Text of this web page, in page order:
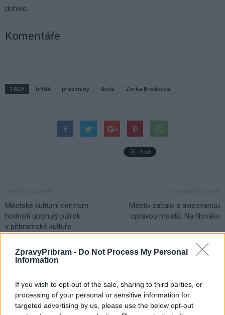
ZpravyPribram - Do Not Process My Personal
Information
If you wish to opt-out of the sale, sharing to third parties, or
processing of your personal or sensitive information for
targeted advertising by us, please use the below opt-out
dohled.
Komentáře
TAGY hřiště prázdniny škola Zorka Brožíková
Městské kulturní centrum
hodnotí uplynulý půlrok
v příbramské kultuře
Město začalo s avizovanou
opravou mostů. Na Nováku
SOUVISEJÍCÍ ČLÁNKY
Většina koupališť na Příbramsku nabízí